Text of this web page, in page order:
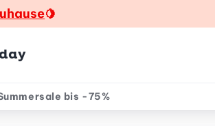
🍋
bis -75%